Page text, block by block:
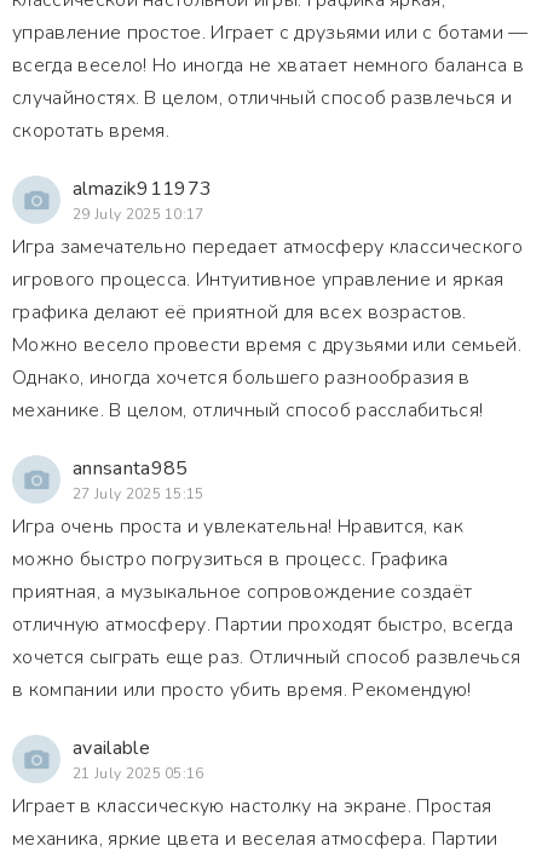
управление простое. Играет с друзьями или с ботами —
всегда весело! Но иногда не хватает немного баланса в
случайностях. В целом, отличный способ развлечься и
скоротать время.
almazik911973
29 July 2025 10:17
Игра замечательно передает атмосферу классического
игрового процесса. Интуитивное управление и яркая
графика делают её приятной для всех возрастов.
Можно весело провести время с друзьями или семьей.
Однако, иногда хочется большего разнообразия в
механике. В целом, отличный способ расслабиться!
annsanta985
27 July 2025 15:15
Игра очень проста и увлекательна! Нравится, как
можно быстро погрузиться в процесс. Графика
приятная, а музыкальное сопровождение создаёт
отличную атмосферу. Партии проходят быстро, всегда
хочется сыграть еще раз. Отличный способ развлечься
в компании или просто убить время. Рекомендую!
available
21 July 2025 05:16
Играет в классическую настолку на экране. Простая
механика, яркие цвета и веселая атмосфера. Партии